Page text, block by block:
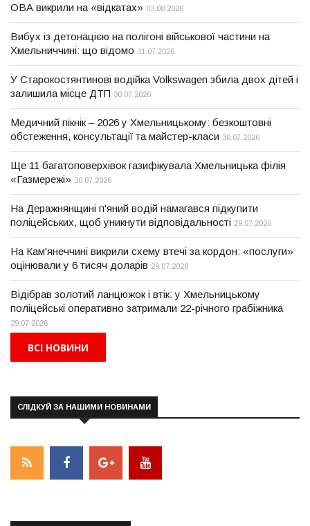
ОВА викрили на «відкатах» 03.08.2026
Вибух із детонацією на полігоні військової частини на
Хмельниччині: що відомо 31.07.2026
У Старокостянтинові водійка Volkswagen збила двох дітей і
залишила місце ДТП 30.07.2026
Медичний пікнік – 2026 у Хмельницькому: безкоштовні
обстеження, консультації та майстер-класи 30.07.2026
Ще 11 багатоповерхівок газифікувала Хмельницька філія
«Газмережі» 30.07.2026
На Деражнянщині п'яний водій намагався підкупити
поліцейських, щоб уникнути відповідальності 29.07.2026
На Кам'янеччині викрили схему втечі за кордон: «послуги»
оцінювали у 6 тисяч доларів 29.07.2026
Відібрав золотий ланцюжок і втік: у Хмельницькому
поліцейські оперативно затримали 22-річного грабіжника
29.07.2026
ВСІ НОВИНИ
СЛІДКУЙ ЗА НАШИМИ НОВИНАМИ